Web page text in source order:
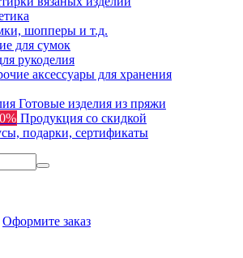
шопперы и т.д.
для сумок
рукоделия
аксессуары для хранения
Готовые изделия из пряжи
Продукция со скидкой
подарки, сертификаты
Оформите заказ